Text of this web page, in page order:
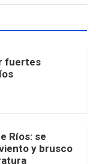
fuertes
Ríos: se
y brusco